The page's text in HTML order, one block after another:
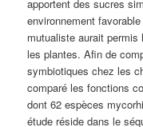
apportent des sucres
environnement
mutualiste aurait
les plantes. Afin de
symbiotiques chez les
comparé les fonctions
dont 62 espèces
étude réside dans le